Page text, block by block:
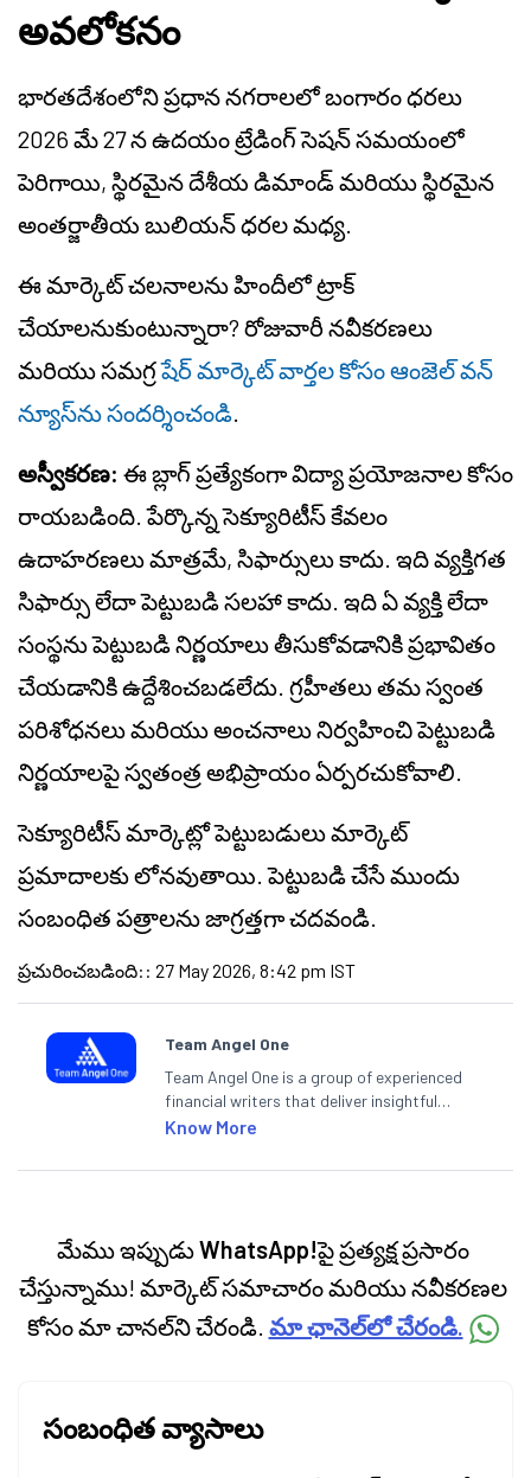
అవలోకనం
భారతదేశంలోని ప్రధాన నగరాలలో బంగారం ధరలు
2026 మే 27 న ఉదయం ట్రేడింగ్ సెషన్ సమయంలో
పెరిగాయి, స్థిరమైన దేశీయ డిమాండ్ మరియు స్థిరమైన
అంతర్జాతీయ బులియన్ ధరల మధ్య.
ఈ మార్కెట్ చలనాలను హిందీలో ట్రాక్
చేయాలనుకుంటున్నారా? రోజువారీ నవీకరణలు
మరియు సమగ్రషేర్ మార్కెట్ వార్తల కోసం ఆంజెల్ వన్
న్యూస్‌ను సందర్శించండి.
అస్వీకరణ: ఈ బ్లాగ్ ప్రత్యేకంగా విద్యా ప్రయోజనాల కోసం
రాయబడింది. పేర్కొన్న సెక్యూరిటీస్ కేవలం
ఉదాహరణలు మాత్రమే, సిఫార్సులు కాదు. ఇది వ్యక్తిగత
సిఫార్సు లేదా పెట్టుబడి సలహా కాదు. ఇది ఏ వ్యక్తి లేదా
సంస్థను పెట్టుబడి నిర్ణయాలు తీసుకోవడానికి ప్రభావితం
చేయడానికి ఉద్దేశించబడలేదు. గ్రహీతలు తమ స్వంత
పరిశోధనలు మరియు అంచనాలు నిర్వహించి పెట్టుబడి
నిర్ణయాలపై స్వతంత్ర అభిప్రాయం ఏర్పరచుకోవాలి.
సెక్యూరిటీస్ మార్కెట్లో పెట్టుబడులు మార్కెట్
ప్రమాదాలకు లోనవుతాయి. పెట్టుబడి చేసే ముందు
సంబంధిత పత్రాలను జాగ్రత్తగా చదవండి.
ప్రచురించబడింది: : 27 May 2026, 8:42 pm IST
Team Angel One
Team Angel One is a group of experienced
financial writers that deliver insightful
articles on the stock market, IPO, economy,
categories.
Know More
మేము ఇప్పుడుWhatsApp!పై ప్రత్యక్ష ప్రసారం
చేస్తున్నాము! మార్కెట్ సమాచారం మరియు నవీకరణల
కోసం మా చానల్‌ని చేరండి. మా ఛానెల్‌లో చేరండి.
సంబంధిత వ్యాసాలు